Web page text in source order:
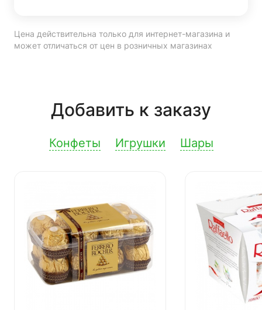
Цена действительна только для интернет-магазина и
может отличаться от цен в розничных магазинах
Добавить к заказу
Конфеты Игрушки Шары